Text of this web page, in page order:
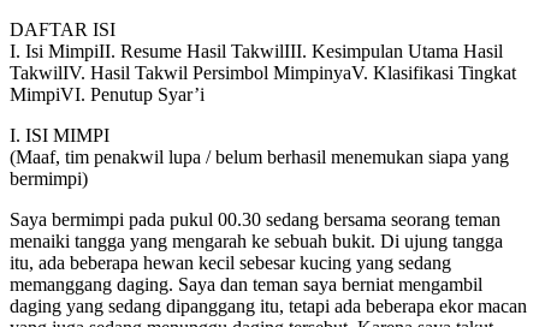
DAFTAR ISI
I. Isi MimpiII. Resume Hasil TakwilIII. Kesimpulan Utama Hasil
TakwilIV. Hasil Takwil Persimbol MimpinyaV. Klasifikasi Tingkat
MimpiVI. Penutup Syar’i
I. ISI MIMPI
(Maaf, tim penakwil lupa / belum berhasil menemukan siapa yang
bermimpi)
Saya bermimpi pada pukul 00.30 sedang bersama seorang teman
menaiki tangga yang mengarah ke sebuah bukit. Di ujung tangga
itu, ada beberapa hewan kecil sebesar kucing yang sedang
memanggang daging. Saya dan teman saya berniat mengambil
daging yang sedang dipanggang itu, tetapi ada beberapa ekor macan